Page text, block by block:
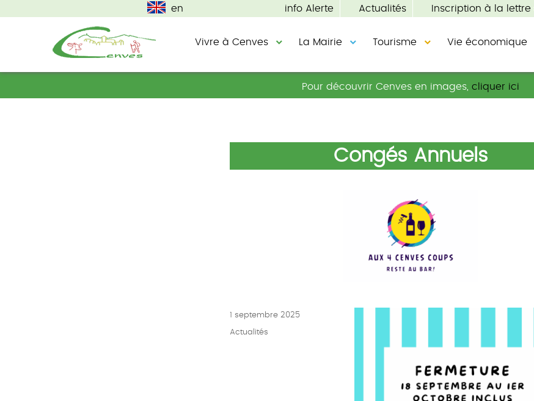
en info Alerte Actualités Inscription à la lettre
Cenves
Vivre à Cenves La Mairie Tourisme Vie économique
Pour découvrir Cenves en images, cliquer ici
Congés Annuels
Publié
le
1 septembre 2025
Catégories
Actualités